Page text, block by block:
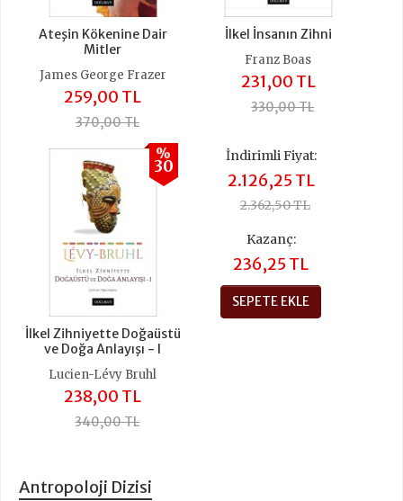
Ateşin Kökenine Dair
Mitler
James George Frazer
259,00 TL
370,00 TL
İlkel İnsanın Zihni
Franz Boas
231,00 TL
330,00 TL
İlkel Zihniyette Doğaüstü
ve Doğa Anlayışı - I
%
30
Lucien-Lévy Bruhl
238,00 TL
340,00 TL
İndirimli Fiyat:
2.126,25 TL
2.362,50 TL
Kazanç:
236,25 TL
SEPETE EKLE
Antropoloji Dizisi